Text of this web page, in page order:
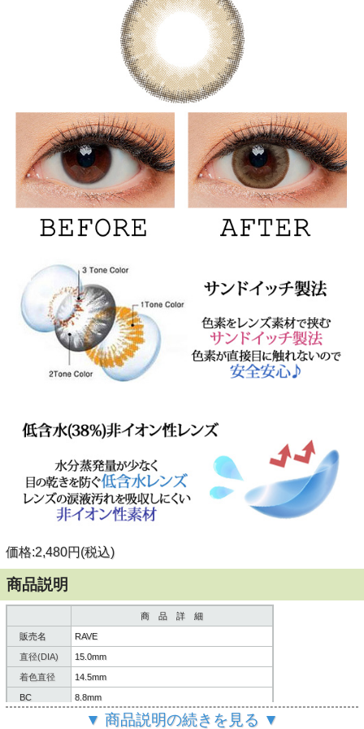
価格:2,480円(税込)
商品説明
商 品 詳 細
販売名 RAVE
直径(DIA) 15.0mm
着色直径 14.5mm
BC 8.8mm
38%▼ 商品説明の続きを見る ▼